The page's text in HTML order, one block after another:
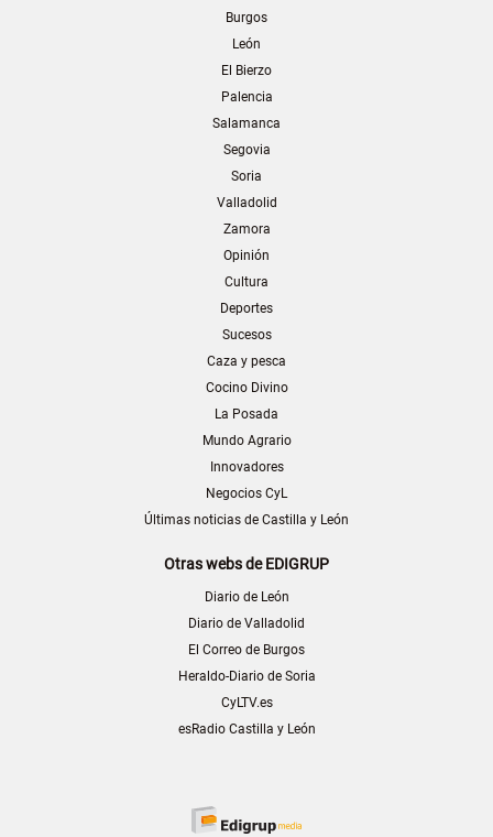
Burgos
León
El Bierzo
Palencia
Salamanca
Segovia
Soria
Valladolid
Zamora
Opinión
Cultura
Deportes
Sucesos
Caza y pesca
Cocino Divino
La Posada
Mundo Agrario
Innovadores
Negocios CyL
Últimas noticias de Castilla y León
Otras webs de EDIGRUP
Diario de León
Diario de Valladolid
El Correo de Burgos
Heraldo-Diario de Soria
CyLTV.es
esRadio Castilla y León